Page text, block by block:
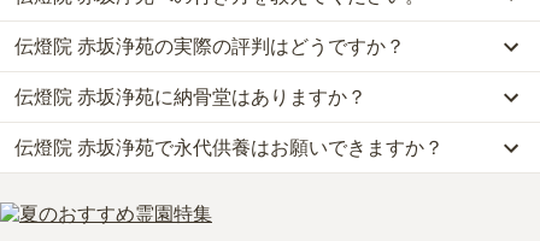
す。
なお、伝燈院 赤坂浄苑がある東京都の相場は、納骨堂が約145万円
です。
お墓は、価格が高いものがよい、安いものが悪い、という訳ではあ
きる場所を選ぶことです。
公共交通機関の場合、東京メトロ丸の内線、銀座線「赤坂見附駅」
から徒歩約2分です。
詳しいルートや地図は、本ページの「地図・交通アクセス」欄をご
確認ください。
伝燈院 赤坂浄苑の実際の評判はどうですか？
当サイトに寄せられた総合評価は、4.4点です。特に管理状況、周
辺施設が高く評価されています。
利用者様からは「法事などは、赤坂浄苑のある赤坂の銘菓をお供物
として数種類から選べ、墓参の際では毎日生花を上げているので、
お線香など何も持参せずに夜8時までお墓まいりに行けます。」と
伝燈院 赤坂浄苑に納骨堂はありますか？
はい、伝燈院 赤坂浄苑には1種類の納骨堂がございます。
費用は、約150万円からとなっております。
伝燈院 赤坂浄苑がある東京都の納骨堂の相場価格は、約145万円で
す。
伝燈院 赤坂浄苑で永代供養はお願いできますか？
はい、伝燈院 赤坂浄苑は永代供養に対応しています。
費用は、約150万円からとなっております。